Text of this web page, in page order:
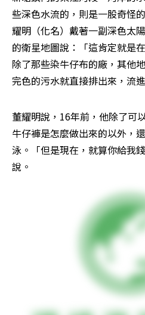
些深色水流的，則是一股奇怪
耀明（化名）戴著一副深色太
的衛星地圖說：「這肯定就是
除了那些染牛仔布的廠，其他
完色的污水就直接排出來，流進
董耀明說，16年前，他除了可
牛仔褲是怎麼做出來的以外，
泳。「但是現在，就算你給我
說。